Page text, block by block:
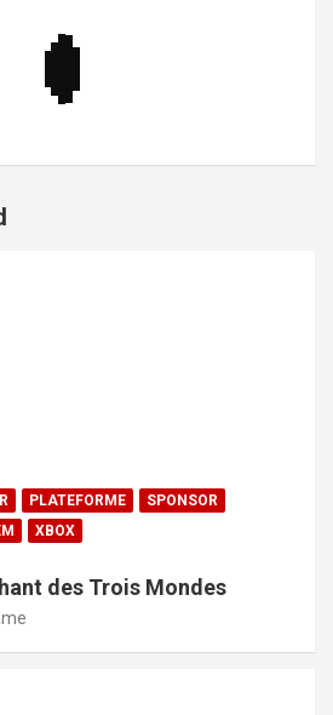
PLATEFORME
SPONSOR
XBOX
des Trois Mondes